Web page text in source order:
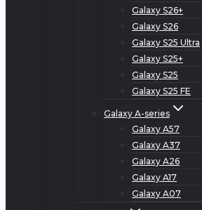
Galaxy S26+
Galaxy S26
Galaxy S25 Ultra
Galaxy S25+
Galaxy S25
Galaxy S25 FE
Galaxy A-series
Galaxy A57
Galaxy A37
Galaxy A26
Galaxy A17
Galaxy A07